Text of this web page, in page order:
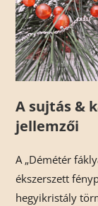
A sujtás &
jellemzői
A „Démétér
ékszerszett
hegyikristály